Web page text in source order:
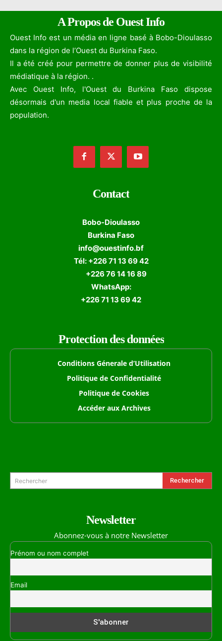
A Propos de Ouest Info
Ouest Info est un média en ligne basé à Bobo-Dioulasso
dans la région de l’Ouest du Burkina Faso.
Il a été créé pour permettre de donner plus de visibilité
médiatique à la région. .
Avec Ouest Info, l'Ouest du Burkina Faso dispose
désormais d'un media local fiable et plus proche de la
population.
Contact
Bobo-Dioulasso
Burkina Faso
info@ouestinfo.bf
Tél: +226 71 13 69 42
+226 76 14 16 89
WhatsApp:
+226 71 13 69 42
Protection des données
Conditions Génerale d’Utilisation
Politique de Confidentialité
Politique de Cookies
Accéder aux Archives
Rechercher Rechercher
Newsletter
Abonnez-vous à notre Newsletter
Prénom ou nom complet
Email